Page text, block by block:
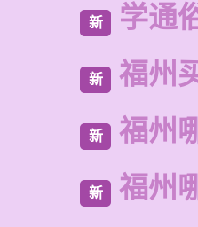
新 学通
新 福州
新 福州
新 福州